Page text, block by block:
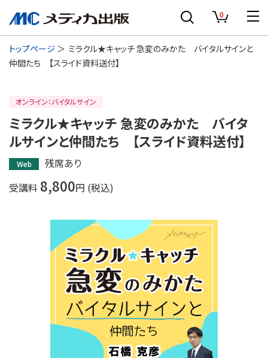
0
トップページ
ミラクル★キャッチ 急変のみかた バイタルサインと
仲間たち 【スライド資料送付】
オンライン：バイタルサイン
ミラクル★キャッチ 急変のみかた バイタ
ルサインと仲間たち 【スライド資料送付】
Web
残席あり
受講料 8,800円 (税込)